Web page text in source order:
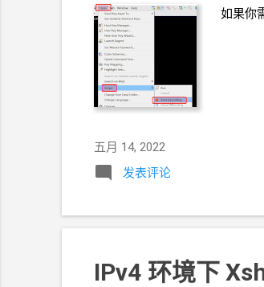
如果你
五月 14, 2022
发表评论
IPv4 环境下